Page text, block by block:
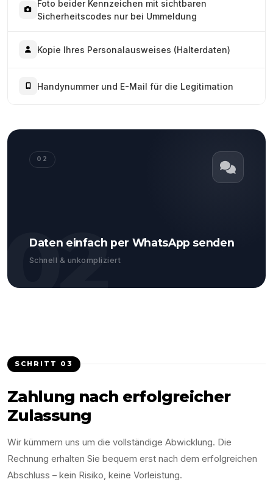
Foto beider Kennzeichen mit sichtbaren
Sicherheitscodes nur bei Ummeldung
Kopie Ihres Personalausweises (Halterdaten)
Handynummer und E-Mail für die Legitimation
02
02
Daten einfach per WhatsApp senden
Schnell & unkompliziert
SCHRITT 03
Zahlung nach erfolgreicher
Zulassung
Wir kümmern uns um die vollständige Abwicklung. Die
Rechnung erhalten Sie bequem erst nach dem erfolgreichen
Abschluss – kein Risiko, keine Vorleistung.